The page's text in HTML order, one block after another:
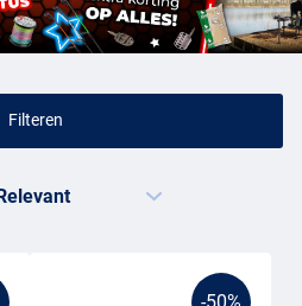
Filteren